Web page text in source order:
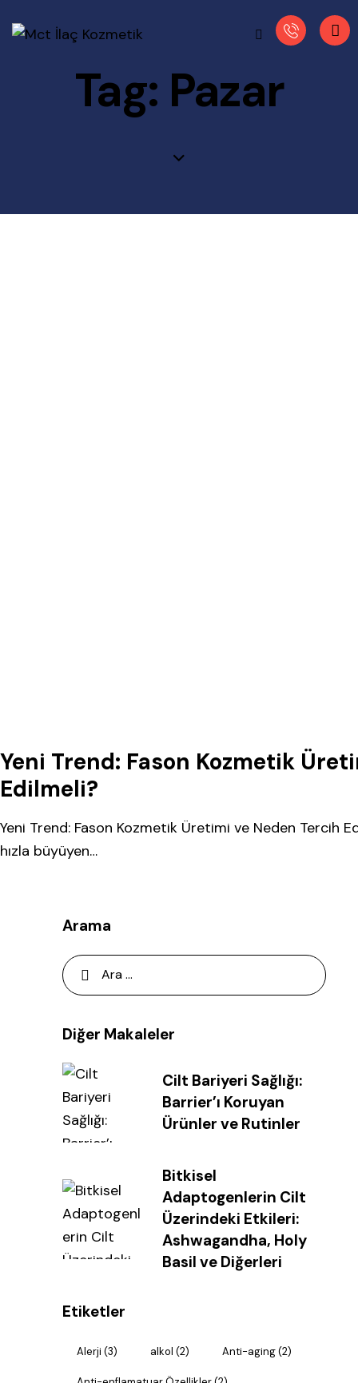
Tag: Pazar
Yeni Trend: Fason Kozmetik
Edilmeli?
Yeni Trend: Fason Kozmetik Üretimi ve Neden Tercih
hızla büyüyen…
Arama
Diğer Makaleler
Cilt Bariyeri Sağlığı:
Barrier’ı Koruyan
Ürünler ve Rutinler
Bitkisel
Adaptogenlerin Cilt
Üzerindeki Etkileri:
Ashwagandha, Holy
Basil ve Diğerleri
Etiketler
Alerji (3) alkol (2) Anti-aging(2)